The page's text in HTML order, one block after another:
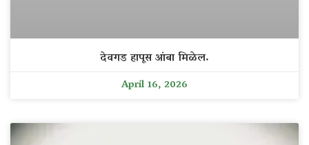
देवगड हापूस आंबा मिळेल.
April 16, 2026